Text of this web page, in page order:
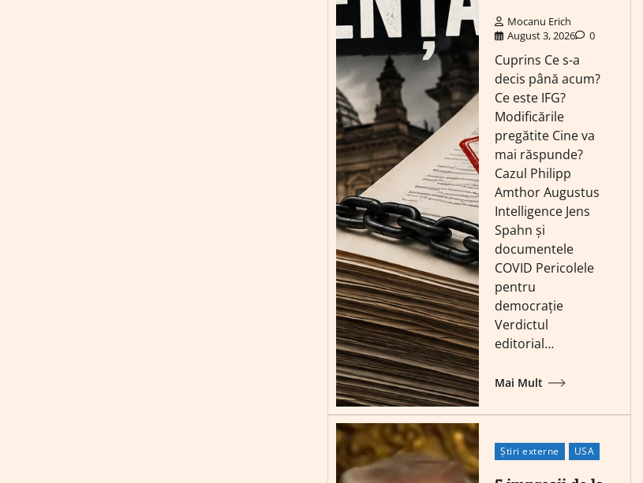
Mocanu Erich
August 3, 2026
0
Cuprins Ce s-a
decis până acum?
Ce este IFG?
Modificările
pregătite Cine va
mai răspunde?
Cazul Philipp
Amthor Augustus
Intelligence Jens
Spahn și
documentele
COVID Pericolele
pentru
democrație
Verdictul
editorial…
Mai Mult
Știri externe USA